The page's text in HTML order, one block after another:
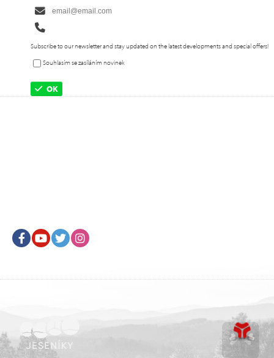
Subscribe to our newsletter and stay updated on the latest developments and special offers!
Souhlasím se zasíláním novinek
OK
FacebookYoutubeTwitter